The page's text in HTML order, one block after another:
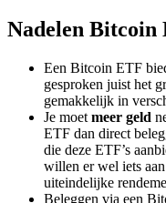
Nadelen Bitcoin
Een Bitcoin ETF
gesproken juist het
gemakkelijk in
Je moet meer geld
ETF dan direct
die deze ETF’s
willen er wel iets
uiteindelijke
Beleggen via een